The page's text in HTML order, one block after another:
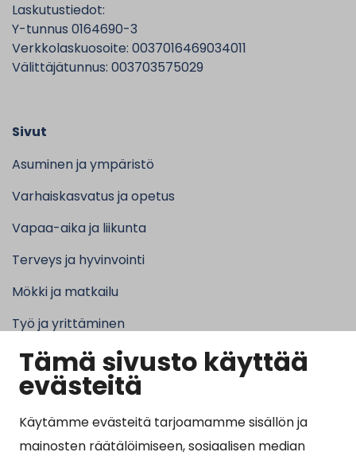
Tämä sivusto käyttää
evästeitä
Käytämme evästeitä tarjoamamme sisällön ja
mainosten räätälöimiseen, sosiaalisen median
Laskutustiedot:
Y-tunnus 0164690-3
Verkkolaskuosoite: 0037016469034011
Välittäjätunnus: 003703575029
Sivut
Asuminen ja ympäristö
Varhaiskasvatus ja opetus
Vapaa-aika ja liikunta
Terveys ja hyvinvointi
Mökki ja matkailu
Työ ja yrittäminen
Kunta ja hallinto
Suosituimmat sivut